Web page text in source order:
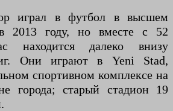
играл в футбол в высшем
2013 году, но вместе с 52
находится далеко внизу
Они играют в Yeni Stad,
спортивном комплексе на
города; старый стадион 19